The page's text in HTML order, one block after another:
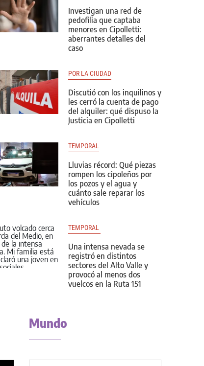
Investigan una red de
pedofilia que captaba
menores en Cipolletti:
aberrantes detalles del
caso
POR LA CIUDAD
Discutió con los inquilinos y
les cerró la cuenta de pago
del alquiler: qué dispuso la
Justicia en Cipolletti
TEMPORAL
Lluvias récord: Qué piezas
rompen los cipoleños por
los pozos y el agua y
cuánto sale reparar los
vehículos
TEMPORAL
Una intensa nevada se
registró en distintos
sectores del Alto Valle y
provocó al menos dos
vuelcos en la Ruta 151
Mundo